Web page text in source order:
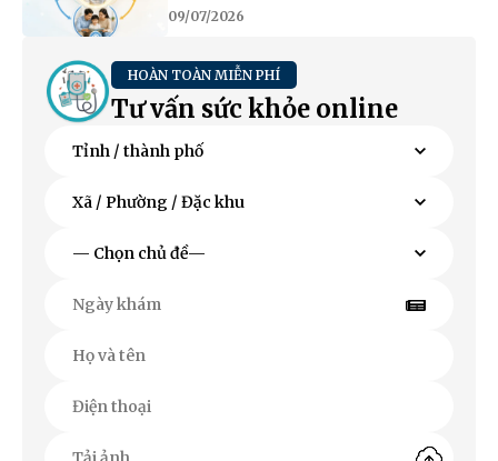
09/07/2026
HOÀN TOÀN MIỄN PHÍ
Tư vấn sức khỏe online